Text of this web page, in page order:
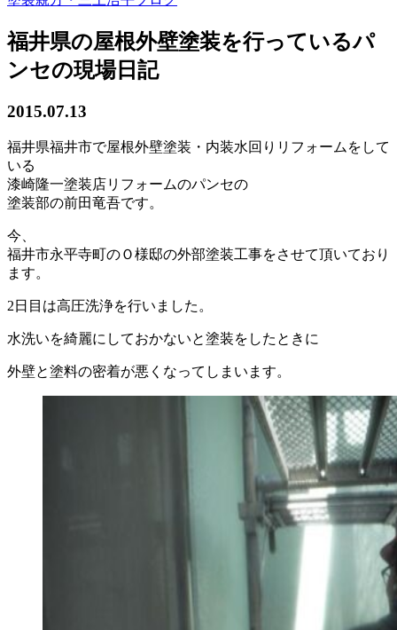
福井県の屋根外壁塗装を行っているパ
ンセの現場日記
2015.07.13
福井県福井市で屋根外壁塗装・内装水回りリフォームをして
いる
漆崎隆一塗装店リフォームのパンセの
塗装部の前田竜吾です。
今、
福井市永平寺町のＯ様邸の外部塗装工事をさせて頂いており
ます。
2日目は高圧洗浄を行いました。
水洗いを綺麗にしておかないと塗装をしたときに
外壁と塗料の密着が悪くなってしまいます。